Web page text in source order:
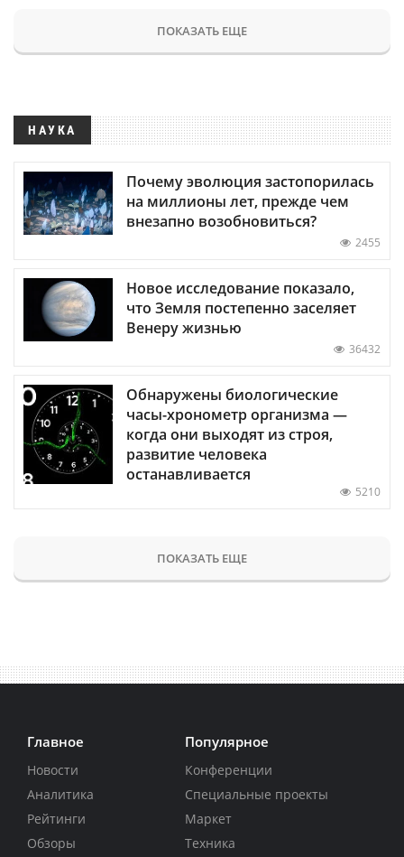
ПОКАЗАТЬ ЕЩЕ
НАУКА
Почему эволюция застопорилась
на миллионы лет, прежде чем
внезапно возобновиться?
2455
Новое исследование показало,
что Земля постепенно заселяет
Венеру жизнью
36432
Обнаружены биологические
часы-хронометр организма —
когда они выходят из строя,
развитие человека
останавливается
5210
ПОКАЗАТЬ ЕЩЕ
Главное
Новости
Аналитика
Рейтинги
Обзоры
Популярное
Конференции
Специальные проекты
Маркет
Техника